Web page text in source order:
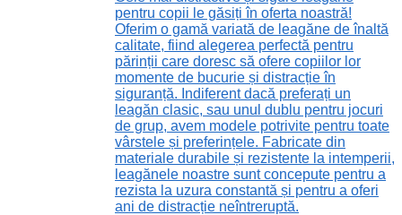
pentru copii le găsiți în oferta noastră!
Oferim o gamă variată de leagăne de înaltă
calitate, fiind alegerea perfectă pentru
părinții care doresc să ofere copiilor lor
momente de bucurie și distracție în
siguranță. Indiferent dacă preferați un
leagăn clasic, sau unul dublu pentru jocuri
de grup, avem modele potrivite pentru toate
vârstele și preferințele. Fabricate din
materiale durabile și rezistente la intemperii,
leagănele noastre sunt concepute pentru a
rezista la uzura constantă și pentru a oferi
ani de distracție neîntreruptă.